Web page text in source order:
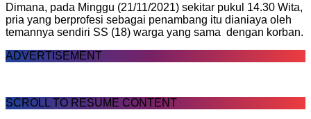
Dimana, pada Minggu (21/11/2021) sekitar pukul 14.30 Wita,
pria yang berprofesi sebagai penambang itu dianiaya oleh
temannya sendiri SS (18) warga yang sama dengan korban.
ADVERTISEMENT
SCROLL TO RESUME CONTENT